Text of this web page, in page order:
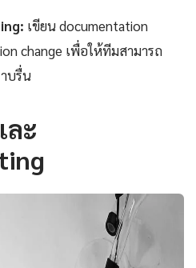
เขียน documentation
change เพื่อให้ทีมสามารถ
บรื่น
ะ